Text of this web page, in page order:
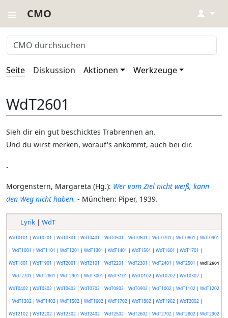
CMO ↓
Seite Diskussion Aktionen Werkzeuge
WdT2601
Sieh dir ein gut beschicktes Trabrennen an.
Und du wirst merken, worauf's ankommt, auch bei dir.
.
Morgenstern, Margareta (Hg.): Wer vom Ziel nicht weiß, kann
den Weg nicht haben. - München: Piper, 1939.
Lyrik| WdT
WdT0101 | WdT0201 | WdT0301 | WdT0401 | WdT0501 | WdT0601 | WdT0701 | WdT0801 | WdT0901
| WdT1001 | WdT1101 | WdT1201 | WdT1301 | WdT1401 | WdT1501 | WdT1601 | WdT1701 |
WdT1801 | WdT1901 | WdT2001 | WdT2101 | WdT2201 | WdT2301 | WdT2401 | WdT2501 | WdT2601
| WdT2701 | WdT2801 | WdT2901 | WdT3001 | WdT3101 | WdT0102| WdT0202| WdT0302|
WdT0402| WdT0502| WdT0602| WdT0702| WdT0802| WdT0902| WdT1002| WdT1102| WdT1202
| WdT1302| WdT1402| WdT1502| WdT1602| WdT1702| WdT1802| WdT1902| WdT2002|
WdT2102| WdT2202| WdT2302| WdT2402| WdT2502| WdT2602| WdT2702| WdT2802| WdT2902